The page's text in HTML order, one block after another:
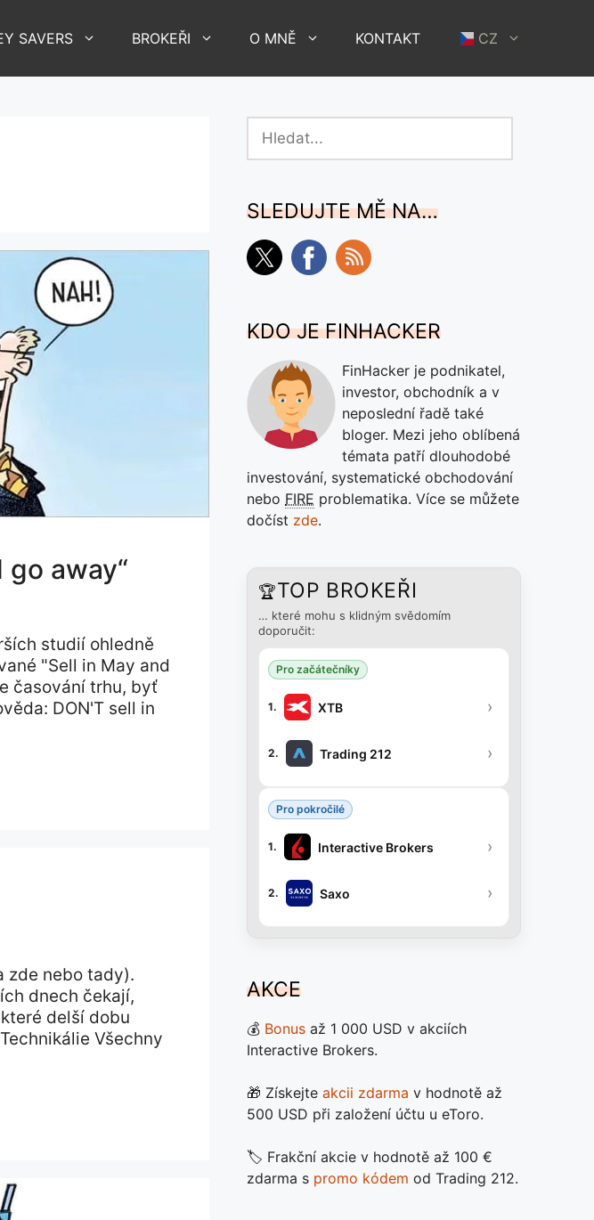
SAVERS BROKEŘI O MNĚ KONTAKT CZ
away“
studií ohledně
"Sell in May and
časování trhu, byť
DON'T sell in
zde nebo tady).
dnech čekají,
delší dobu
Všechny
SLEDUJTE MĚ NA…
KDO JE FINHACKER
FinHacker je podnikatel,
investor, obchodník a v
neposlední řadě také
bloger. Mezi jeho oblíbená
témata patří dlouhodobé
investování, systematické obchodování
nebo FIRE problematika. Více se můžete
dočíst zde.
🏆TOP BROKEŘI
… které mohu s klidným svědomím
doporučit:
Pro začátečníky
1. XTB ›
2. Trading 212 ›
Pro pokročilé
1. Interactive Brokers ›
2. Saxo ›
AKCE
💰 Bonus až 1 000 USD v akciích
Interactive Brokers.
🎁 Získejte akcii zdarma v hodnotě až
500 USD při založení účtu u eToro.
🏷️ Frakční akcie v hodnotě až 100 €
zdarma s promo kódem od Trading 212.